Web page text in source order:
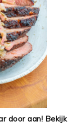
door aan! Bekijk